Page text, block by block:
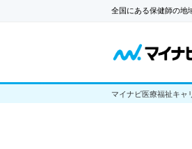
全国にある保健師の地
マイナビ医療福祉キャ